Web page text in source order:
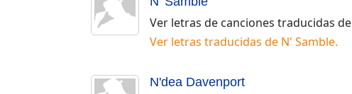
Ver letras de canciones traducidas de
Ver letras traducidas de N' Samble.
N'dea Davenport